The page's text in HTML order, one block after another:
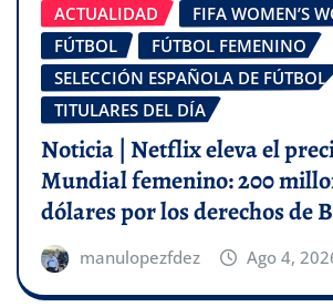
ACTUALIDAD
FIFA WOMEN’S
FÚTBOL
FÚTBOL FEMENINO
SELECCIÓN ESPAÑOLA DE FÚTBOL
TITULARES DEL DÍA
Noticia | Netflix eleva el
Mundial femenino: 200
dólares por los derechos de
manulopezfdez Ago 4,